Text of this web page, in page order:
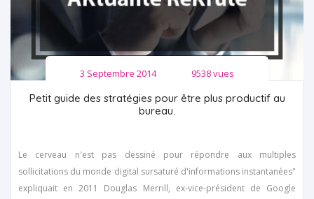
3 Septembre 2014 9538 vues
Petit guide des stratégies pour être plus productif au
bureau.
Le cerveau n'est pas dessiné pour répondre aux multiples
sollicitations du monde digital sursaturé d'informations instantanées"
expliquait en 2011 Douglas Merrill, ex-vice-président de Google